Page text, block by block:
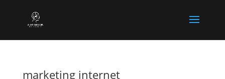
marketing internet